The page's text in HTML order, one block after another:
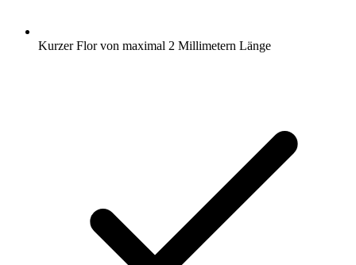
Kurzer Flor von maximal 2 Millimetern Länge